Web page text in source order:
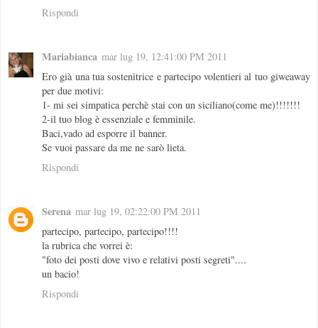
Rispondi
Mariabianca mar lug 19, 12:41:00 PM 2011
Ero già una tua sostenitrice e partecipo volentieri al tuo giweaway
per due motivi:
1- mi sei simpatica perchè stai con un siciliano(come me)!!!!!!!
2-il tuo blog è essenziale e femminile.
Baci,vado ad esporre il banner.
Se vuoi passare da me ne sarò lieta.
Rispondi
Serena mar lug 19, 02:22:00 PM 2011
partecipo, partecipo, partecipo!!!!
la rubrica che vorrei è:
"foto dei posti dove vivo e relativi posti segreti"....
un bacio!
Rispondi